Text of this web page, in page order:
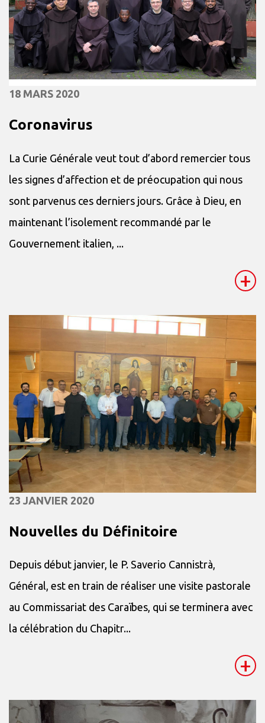
18 MARS 2020
Coronavirus
La Curie Générale veut tout d’abord remercier tous
les signes d’affection et de préocupation qui nous
sont parvenus ces derniers jours. Grâce à Dieu, en
maintenant l’isolement recommandé par le
Gouvernement italien, ...
+
23 JANVIER 2020
Nouvelles du Définitoire
Depuis début janvier, le P. Saverio Cannistrà,
Général, est en train de réaliser une visite pastorale
au Commissariat des Caraïbes, qui se terminera avec
la célébration du Chapitr...
+